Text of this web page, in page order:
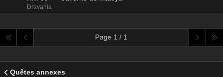
Dravania
Page 1 / 1
Quêtes annexes